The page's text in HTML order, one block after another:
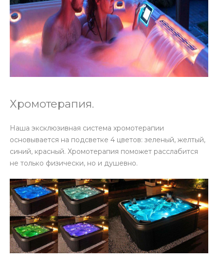
Хромотерапия.
Наша эксклюзивная система хромотерапии
основывается на подсветке 4 цветов: зеленый, желтый,
синий, красный. Хромотерапия поможет расслабится
не только физически, но и душевно.